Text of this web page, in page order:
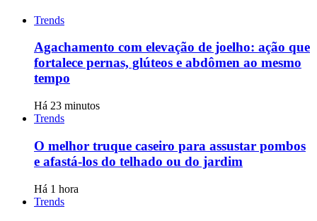
Trends
Agachamento com elevação de joelho: ação que
fortalece pernas, glúteos e abdômen ao mesmo
tempo
Há 23 minutos
Trends
O melhor truque caseiro para assustar pombos
e afastá-los do telhado ou do jardim
Há 1 hora
Trends